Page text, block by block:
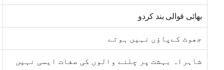
بھائی قوالی بند کردو
جھوٹ کےپاؤں نہیں ہوتے
شاہراہ بہشت پر چلنے والوں کی صفات ایسی نہیں